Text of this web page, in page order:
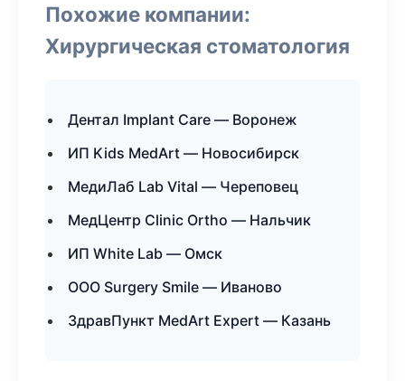
Похожие компании:
Хирургическая стоматология
Дентал Implant Care — Воронеж
ИП Kids MedArt — Новосибирск
МедиЛаб Lab Vital — Череповец
МедЦентр Clinic Ortho — Нальчик
ИП White Lab — Омск
ООО Surgery Smile — Иваново
ЗдравПункт MedArt Expert — Казань